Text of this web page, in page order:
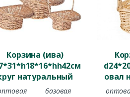
Корзина (ива)
натуральный
базовая
овал